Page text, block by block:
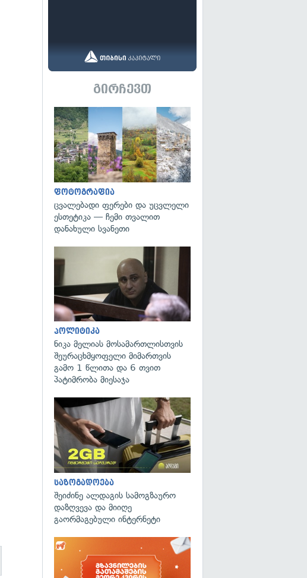
გირჩევთ
ფოტოგრაფია
ცვალებადი ფერები და უცვლელი
ესთეტიკა — ჩემი თვალით
დანახული სვანეთი
პოლიტიკა
ნიკა მელიას მოსამართლისთვის
შეურაცხმყოფელი მიმართვის
გამო 1 წლითა და 6 თვით
პატიმრობა მიესაჯა
საზოგადოება
შეიძინე ალდაგის სამოგზაურო
დაზღვევა და მიიღე
გაორმაგებული ინტერნეტი